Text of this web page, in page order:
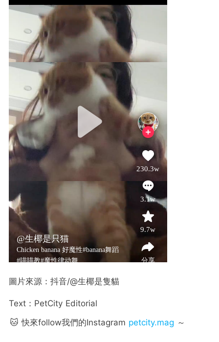
圖片來源：抖音/@生椰是隻貓
Text：PetCity Editorial
🐱 快來follow我們的Instagram petcity.mag ～